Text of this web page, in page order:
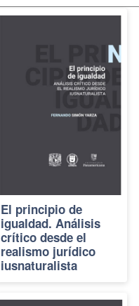
El principio de
igualdad. Análisis
crítico desde el
realismo jurídico
iusnaturalista